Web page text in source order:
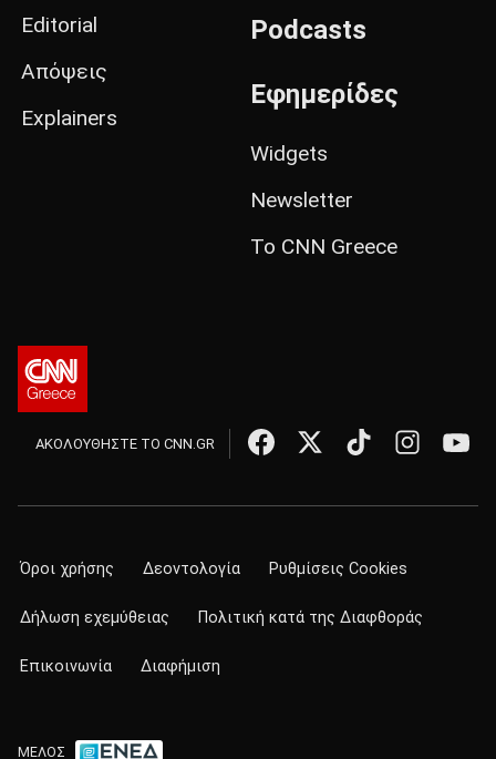
Editorial
Απόψεις
Explainers
Podcasts
Εφημερίδες
Widgets
Newsletter
Το CNN Greece
ΑΚΟΛΟΥΘΗΣΤΕ ΤΟ CNN.GR
Όροι χρήσης Δεοντολογία Ρυθμίσεις Cookies
Δήλωση εχεμύθειας Πολιτική κατά της Διαφθοράς
Επικοινωνία Διαφήμιση
ΜΕΛΟΣ